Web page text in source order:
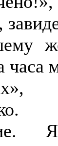
часа